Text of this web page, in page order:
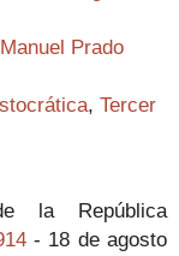
Manuel Prado
,Tercer
la República
- 18 de agosto